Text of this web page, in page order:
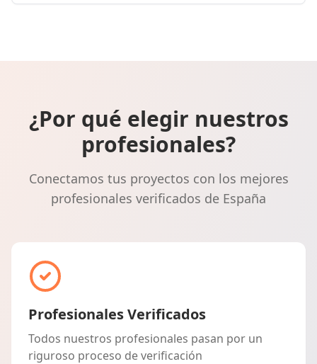
¿Por qué elegir nuestros
profesionales?
Conectamos tus proyectos con los mejores
profesionales verificados de España
Profesionales Verificados
Todos nuestros profesionales pasan por un
riguroso proceso de verificación